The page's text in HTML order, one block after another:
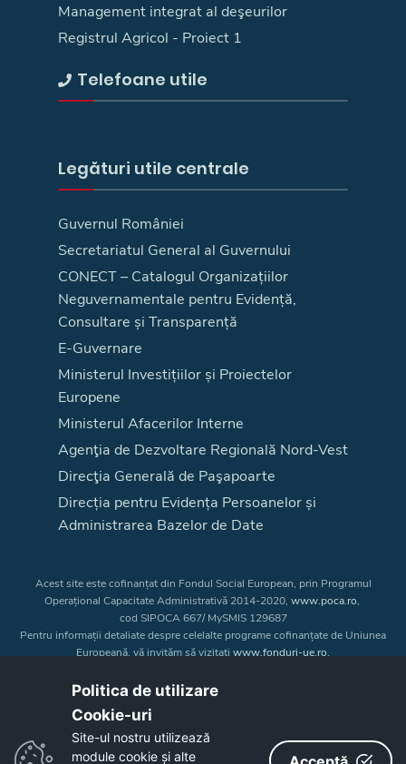
Management integrat al deşeurilor
Registrul Agricol - Proiect 1
Telefoane utile
Legături utile centrale
Guvernul României
Secretariatul General al Guvernului
CONECT – Catalogul Organizațiilor
Neguvernamentale pentru Evidență,
Consultare și Transparență
E-Guvernare
Ministerul Investițiilor și Proiectelor
Europene
Ministerul Afacerilor Interne
Agenţia de Dezvoltare Regională Nord-Vest
Direcţia Generală de Paşapoarte
Direcția pentru Evidența Persoanelor și
Administrarea Bazelor de Date
Acest site este cofinanțat din Fondul Social European, prin Programul
Operațional Capacitate Administrativă 2014-2020, www.poca.ro,
cod SIPOCA 667/ MySMIS 129687
Pentru informații detaliate despre celelalte programe cofinanțate de Uniunea
Europeană, vă invităm să vizitați www.fonduri-ue.ro.
a Uniunii Europene. Întreaga responsabilitate asupra
Copyright © 2026 - Consiliul Judeţean Bistrița-Năsăud
Politica de utilizare
Cookie-uri‎
Site-ul nostru utilizează
module cookie și alte